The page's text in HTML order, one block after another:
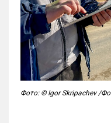
Фото: © Igor Skripachev /